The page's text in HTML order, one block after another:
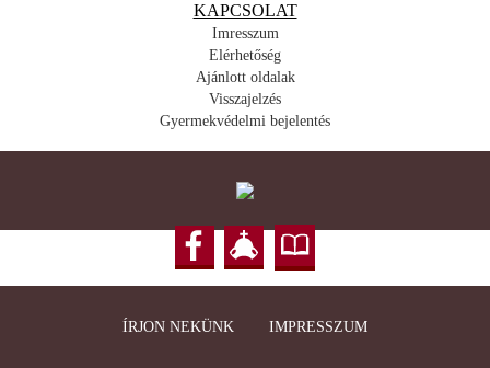
KAPCSOLAT
Imresszum
Elérhetőség
Ajánlott oldalak
Visszajelzés
Gyermekvédelmi bejelentés
ÍRJON NEKÜNK IMPRESSZUM